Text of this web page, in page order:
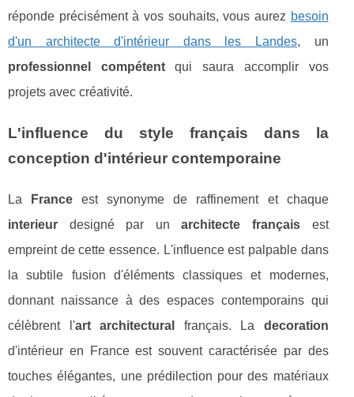
réponde précisément à vos souhaits, vous aurez besoin
d'un architecte d'intérieur dans les Landes, un
professionnel compétentqui saura accomplir vos
projets avec créativité.
L'influence du style français dans la
conception d'intérieur contemporaine
La France est synonyme de raffinement et chaque
interieur designé par unarchitecte français est
empreint de cette essence. L'influence est palpable dans
la subtile fusion d'éléments classiques et modernes,
donnant naissance à des espaces contemporains qui
célèbrent l'art architectural français. La decoration
d'intérieur en France est souvent caractérisée par des
touches élégantes, une prédilection pour des matériaux